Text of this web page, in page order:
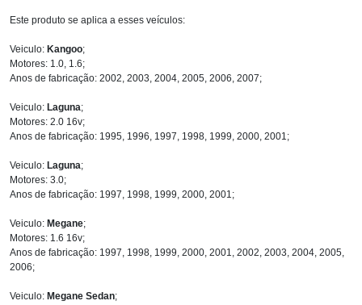
Este produto se aplica a esses veículos:
Veiculo: Kangoo;
Motores: 1.0, 1.6;
Anos de fabricação: 2002, 2003, 2004, 2005, 2006, 2007;
Veiculo: Laguna;
Motores: 2.0 16v;
Anos de fabricação: 1995, 1996, 1997, 1998, 1999, 2000, 2001;
Veiculo: Laguna;
Motores: 3.0;
Anos de fabricação: 1997, 1998, 1999, 2000, 2001;
Veiculo: Megane;
Motores: 1.6 16v;
Anos de fabricação: 1997, 1998, 1999, 2000, 2001, 2002, 2003, 2004, 2005,
2006;
Veiculo: Megane Sedan;